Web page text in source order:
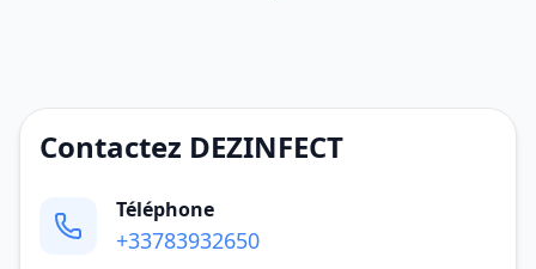
Contactez DEZINFECT
Téléphone
+33783932650